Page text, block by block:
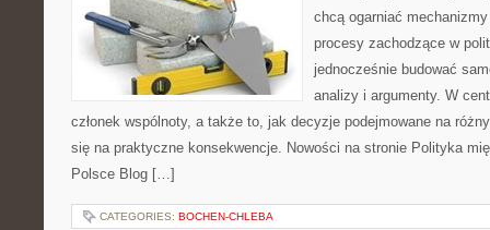
chcą ogarniać
procesy zachodzące w
jednocześnie budować
analizy i argumenty. W
członek wspólnoty, a także to, jak decyzje podejmowane na
się na praktyczne konsekwencje. Nowości na stronie Polityka
Polsce Blog […]
CATEGORIES: BOCHEN-CHLEBA